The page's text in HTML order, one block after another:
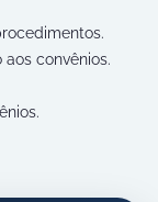
convênios.